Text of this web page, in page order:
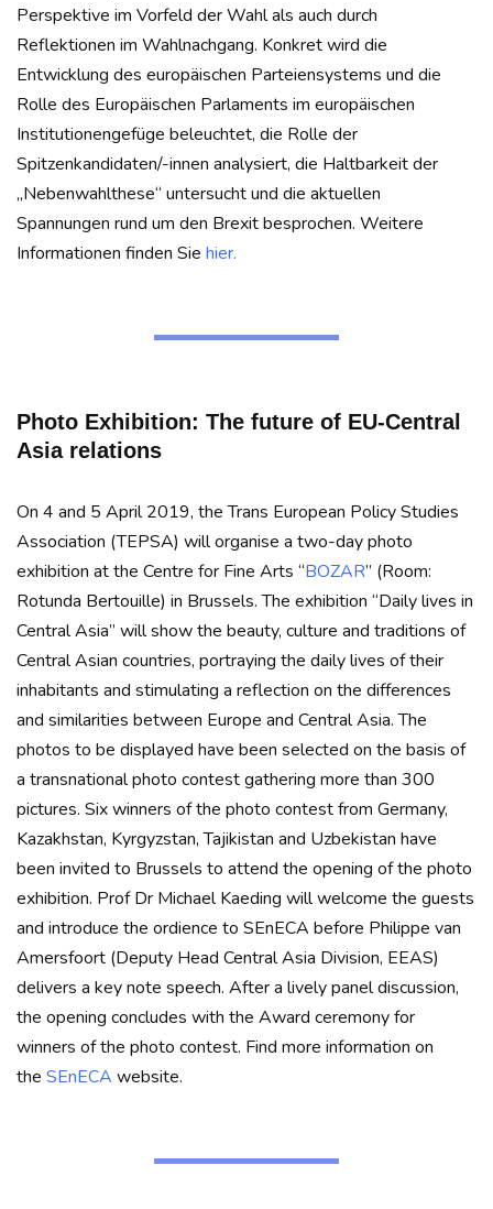
Perspektive im Vorfeld der Wahl als auch durch
Reflektionen im Wahlnachgang. Konkret wird die
Entwicklung des europäischen Parteiensystems und die
Rolle des Europäischen Parlaments im europäischen
Institutionengefüge beleuchtet, die Rolle der
Spitzenkandidaten/-innen analysiert, die Haltbarkeit der
„Nebenwahlthese“ untersucht und die aktuellen
Spannungen rund um den Brexit besprochen. Weitere
Informationen finden Sie hier.
Photo Exhibition: The future of EU-Central
Asia relations
On 4 and 5 April 2019, the Trans European Policy Studies
Association (TEPSA) will organise a two-day photo
exhibition at the Centre for Fine Arts “BOZAR” (Room:
Rotunda Bertouille) in Brussels. The exhibition “Daily lives in
Central Asia” will show the beauty, culture and traditions of
Central Asian countries, portraying the daily lives of their
inhabitants and stimulating a reflection on the differences
and similarities between Europe and Central Asia. The
photos to be displayed have been selected on the basis of
a transnational photo contest gathering more than 300
pictures. Six winners of the photo contest from Germany,
Kazakhstan, Kyrgyzstan, Tajikistan and Uzbekistan have
been invited to Brussels to attend the opening of the photo
exhibition. Prof Dr Michael Kaeding will welcome the guests
and introduce the ordience to SEnECA before Philippe van
Amersfoort (Deputy Head Central Asia Division, EEAS)
delivers a key note speech. After a lively panel discussion,
the opening concludes with the Award ceremony for
winners of the photo contest. Find more information on
the SEnECA website.